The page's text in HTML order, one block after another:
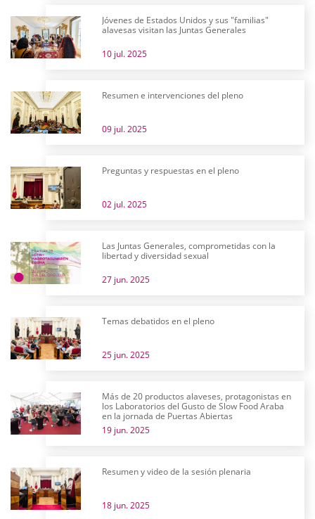
Jóvenes de Estados Unidos y sus "familias"
alavesas visitan las Juntas Generales
10 jul. 2025
Resumen e intervenciones del pleno
09 jul. 2025
Preguntas y respuestas en el pleno
02 jul. 2025
Las Juntas Generales, comprometidas con la
libertad y diversidad sexual
27 jun. 2025
Temas debatidos en el pleno
25 jun. 2025
Más de 20 productos alaveses, protagonistas en
los Laboratorios del Gusto de Slow Food Araba
en la jornada de Puertas Abiertas
19 jun. 2025
Resumen y video de la sesión plenaria
18 jun. 2025